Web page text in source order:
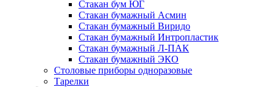
Стакан бум ЮГ
Стакан бумажный Асмин
Стакан бумажный Виридо
Стакан бумажный Интропластик
Стакан бумажный Л-ПАК
Стакан бумажный ЭКО
Столовые приборы одноразовые
Тарелки